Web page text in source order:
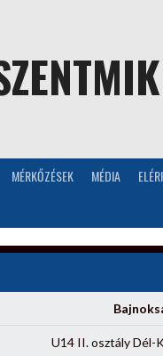
MÉRKŐZÉSEK MÉDIA
U14 II. osztály Dél-